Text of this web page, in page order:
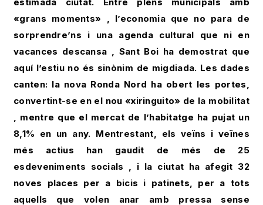
«grans moments» , l’economia que no para de
sorprendre’ns i una agenda cultural que ni en
vacances descansa , Sant Boi ha demostrat que
aquí l’estiu no és sinònim de migdiada. Les dades
canten: la nova Ronda Nord ha obert les portes,
convertint-se en el nou «xiringuito» de la mobilitat
, mentre que el mercat de l’habitatge ha pujat un
8,1% en un any. Mentrestant, els veïns i veïnes
més actius han gaudit de més de 25
esdeveniments socials , i la ciutat ha afegit 32
noves places per a bicis i patinets, per a tots
aquells que volen anar amb pressa sense